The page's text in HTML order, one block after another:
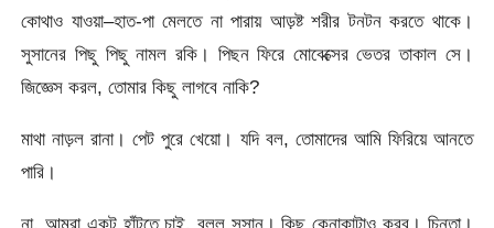
কোথাও যাওয়া–হাত-পা মেলতে না পারায় আড়ষ্ট শরীর টনটন করতে থাকে।
সুসানের পিছু পিছু নামল রকি। পিছন ফিরে মোবেক্সের ভেতর তাকাল সে।
জিজ্ঞেস করল, তোমার কিছু লাগবে নাকি?
মাথা নাড়ল রানা। পেট পুরে খেয়ো। যদি বল, তোমাদের আমি ফিরিয়ে আনতে
পারি।